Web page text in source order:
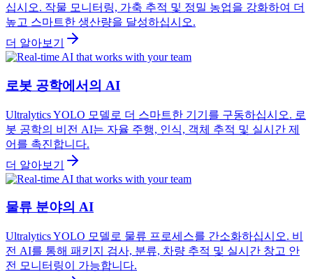
십시오. 작물 모니터링, 가축 추적 및 정밀 농업을 강화하여 더
높고 스마트한 생산량을 달성하십시오.
더 알아보기
로봇 공학에서의 AI
Ultralytics YOLO 모델로 더 스마트한 기기를 구동하십시오. 로
봇 공학의 비전 AI는 자율 주행, 인식, 객체 추적 및 실시간 제
어를 촉진합니다.
더 알아보기
물류 분야의 AI
Ultralytics YOLO 모델로 물류 프로세스를 간소화하십시오. 비
전 AI를 통해 패키지 검사, 분류, 차량 추적 및 실시간 창고 안
전 모니터링이 가능합니다.